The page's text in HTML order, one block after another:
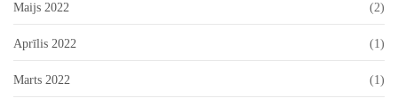
Maijs 2022 (2)
Aprīlis 2022 (1)
Marts 2022 (1)